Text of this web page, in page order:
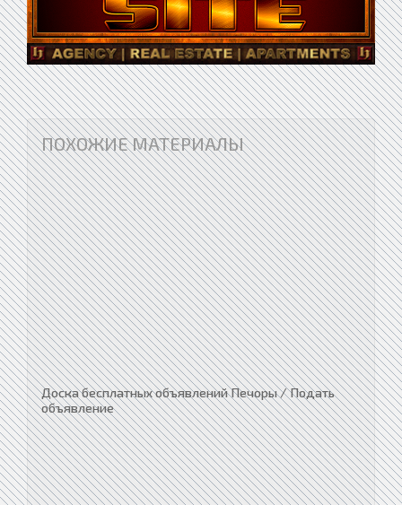
ПОХОЖИЕ МАТЕРИАЛЫ
Доска бесплатных объявлений Печоры / Подать
объявление